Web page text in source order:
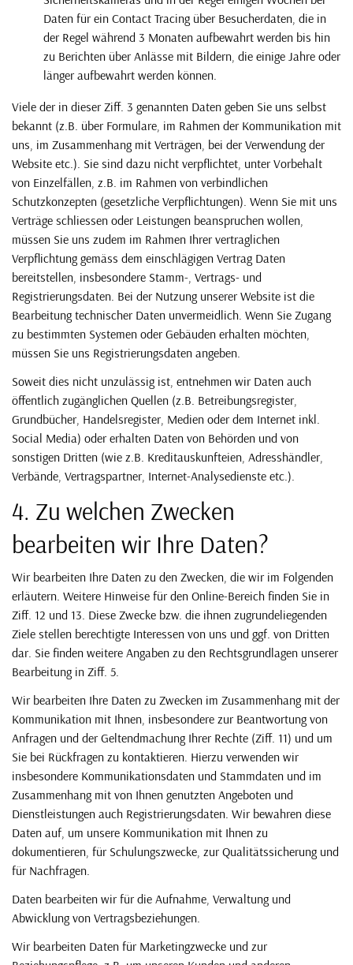
Daten für ein Contact Tracing über Besucherdaten, die in
der Regel während 3 Monaten aufbewahrt werden bis hin
zu Berichten über Anlässe mit Bildern, die einige Jahre oder
länger aufbewahrt werden können.
Viele der in dieser Ziff. 3 genannten Daten geben Sie uns selbst
bekannt (z.B. über Formulare, im Rahmen der Kommunikation mit
uns, im Zusammenhang mit Verträgen, bei der Verwendung der
Website etc.). Sie sind dazu nicht verpflichtet, unter Vorbehalt
von Einzelfällen, z.B. im Rahmen von verbindlichen
Schutzkonzepten (gesetzliche Verpflichtungen). Wenn Sie mit uns
Verträge schliessen oder Leistungen beanspruchen wollen,
müssen Sie uns zudem im Rahmen Ihrer vertraglichen
Verpflichtung gemäss dem einschlägigen Vertrag Daten
bereitstellen, insbesondere Stamm-, Vertrags- und
Registrierungsdaten. Bei der Nutzung unserer Website ist die
Bearbeitung technischer Daten unvermeidlich. Wenn Sie Zugang
zu bestimmten Systemen oder Gebäuden erhalten möchten,
müssen Sie uns Registrierungsdaten angeben.
Soweit dies nicht unzulässig ist, entnehmen wir Daten auch
öffentlich zugänglichen Quellen (z.B. Betreibungsregister,
Grundbücher, Handelsregister, Medien oder dem Internet inkl.
Social Media) oder erhalten Daten von Behörden und von
sonstigen Dritten (wie z.B. Kreditauskunfteien, Adresshändler,
Verbände, Vertragspartner, Internet-Analysedienste etc.).
4. Zu welchen Zwecken
bearbeiten wir Ihre Daten?
Wir bearbeiten Ihre Daten zu den Zwecken, die wir im Folgenden
erläutern. Weitere Hinweise für den Online-Bereich finden Sie in
Ziff. 12 und 13. Diese Zwecke bzw. die ihnen zugrundeliegenden
Ziele stellen berechtigte Interessen von uns und ggf. von Dritten
dar. Sie finden weitere Angaben zu den Rechtsgrundlagen unserer
Bearbeitung in Ziff. 5.
Wir bearbeiten Ihre Daten zu Zwecken im Zusammenhang mit der
Kommunikation mit Ihnen, insbesondere zur Beantwortung von
Anfragen und der Geltendmachung Ihrer Rechte (Ziff. 11) und um
Sie bei Rückfragen zu kontaktieren. Hierzu verwenden wir
insbesondere Kommunikationsdaten und Stammdaten und im
Zusammenhang mit von Ihnen genutzten Angeboten und
Dienstleistungen auch Registrierungsdaten. Wir bewahren diese
Daten auf, um unsere Kommunikation mit Ihnen zu
dokumentieren, für Schulungszwecke, zur Qualitätssicherung und
für Nachfragen.
Daten bearbeiten wir für die Aufnahme, Verwaltung und
Abwicklung von Vertragsbeziehungen.
Wir bearbeiten Daten für Marketingzwecke und zur